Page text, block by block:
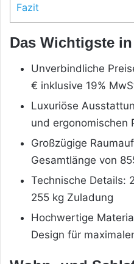
Fazit
Das Wichtigste
Unverbindliche
€ inklusive 19%
Luxuriöse
und ergonomischen
Großzügige
Gesamtlänge von
Technische Details:
255 kg Zuladung
Hochwertige
Design für